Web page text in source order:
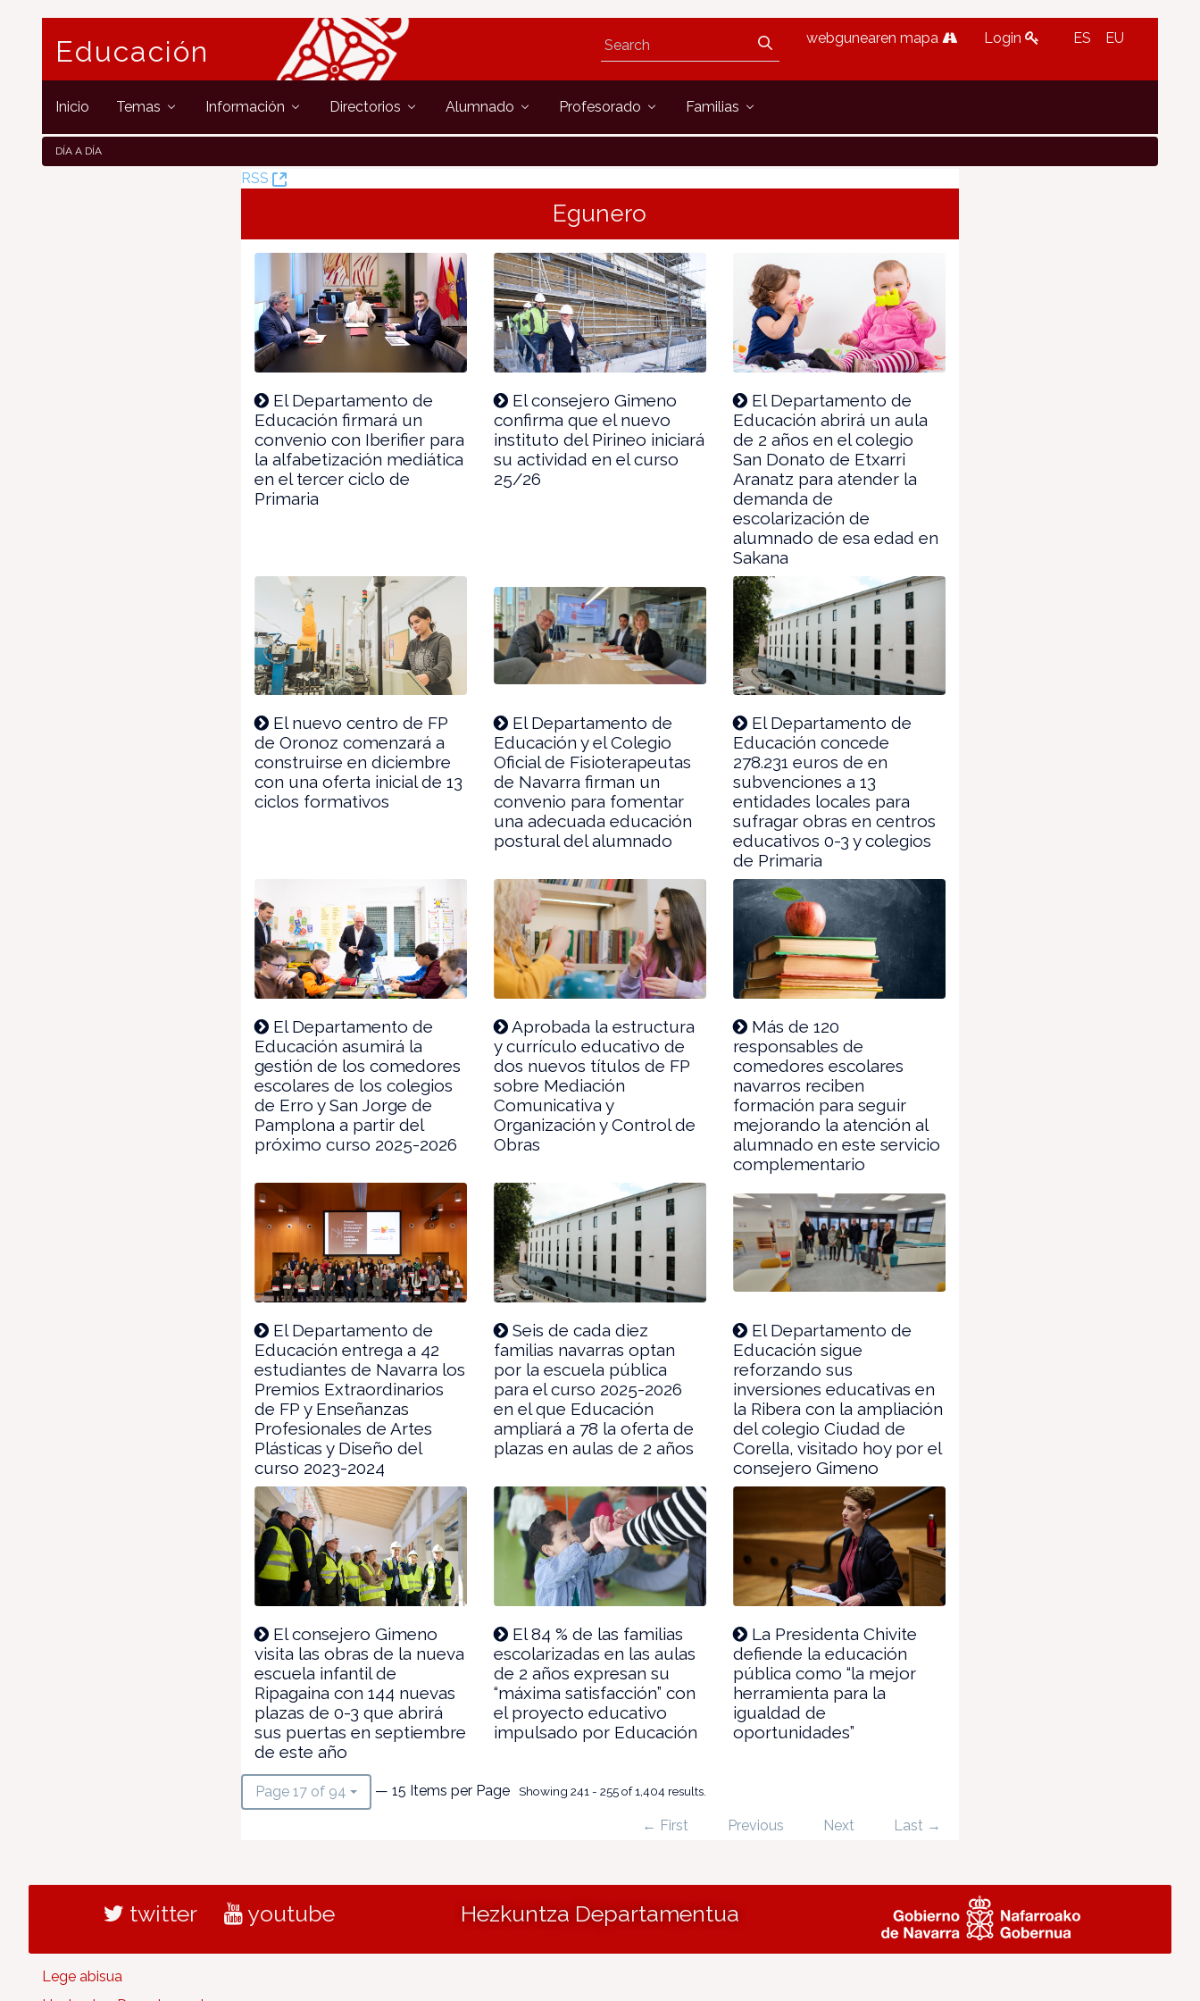
Educación webgunearen mapa Login ES EU
Inicio Temas Información Directorios Alumnado Profesorado Familias
DÍA A DÍA
RSS
(Opens
Egunero
El Departamento de
Educación firmará un
convenio con Iberifier para
la alfabetización mediática
en el tercer ciclo de
Primaria
El consejero Gimeno
confirma que el nuevo
instituto del Pirineo iniciará
su actividad en el curso
25/26
El Departamento de
Educación abrirá un aula
de 2 años en el colegio
San Donato de Etxarri
Aranatz para atender la
demanda de
escolarización de
alumnado de esa edad en
Sakana
El nuevo centro de FP
de Oronoz comenzará a
construirse en diciembre
con una oferta inicial de 13
ciclos formativos
El Departamento de
Educación y el Colegio
Oficial de Fisioterapeutas
de Navarra firman un
convenio para fomentar
una adecuada educación
postural del alumnado
El Departamento de
Educación concede
278.231 euros de en
subvenciones a 13
entidades locales para
sufragar obras en centros
educativos 0-3 y colegios
de Primaria
El Departamento de
Educación asumirá la
gestión de los comedores
escolares de los colegios
de Erro y San Jorge de
Pamplona a partir del
próximo curso 2025-2026
Aprobada la estructura
y currículo educativo de
dos nuevos títulos de FP
sobre Mediación
Comunicativa y
Organización y Control de
Obras
Más de 120
responsables de
comedores escolares
navarros reciben
formación para seguir
mejorando la atención al
alumnado en este servicio
complementario
El Departamento de
Educación entrega a 42
estudiantes de Navarra los
Premios Extraordinarios
de FP y Enseñanzas
Profesionales de Artes
Plásticas y Diseño del
curso 2023-2024
Seis de cada diez
familias navarras optan
por la escuela pública
para el curso 2025-2026
en el que Educación
ampliará a 78 la oferta de
plazas en aulas de 2 años
El Departamento de
Educación sigue
reforzando sus
inversiones educativas en
la Ribera con la ampliación
del colegio Ciudad de
Corella, visitado hoy por el
consejero Gimeno
El consejero Gimeno
visita las obras de la nueva
escuela infantil de
Ripagaina con 144 nuevas
plazas de 0-3 que abrirá
sus puertas en septiembre
de este año
El 84 % de las familias
escolarizadas en las aulas
de 2 años expresan su
“máxima satisfacción” con
el proyecto educativo
impulsado por Educación
La Presidenta Chivite
defiende la educación
pública como “la mejor
herramienta para la
igualdad de
oportunidades”
Page 17 of 94 — 15 Items per Page Showing 241 - 255 of 1,404 results.
← First Previous Next Last →
twitter youtube Hezkuntza Departamentua
Lege abisua